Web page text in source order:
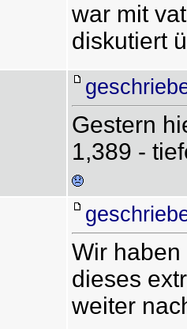
war mit
diskutiert
Gestern
1,389 -
Wir
dieses
weiter